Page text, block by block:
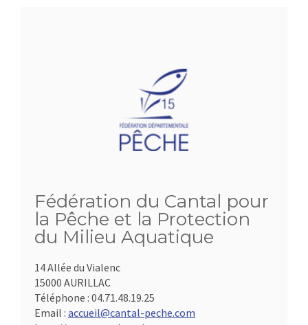
Fédération du Cantal pour
la Pêche et la Protection
du Milieu Aquatique
14 Allée du Vialenc
15000 AURILLAC
Téléphone : 04.71.48.19.25
Email : accueil@cantal-peche.com